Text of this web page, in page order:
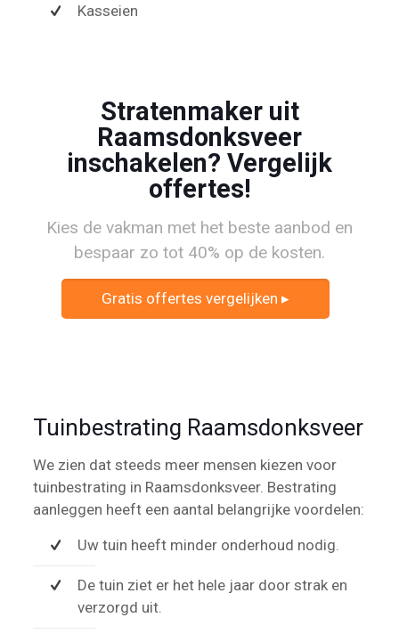
Kasseien
Stratenmaker uit
Raamsdonksveer
inschakelen? Vergelijk
offertes!
Kies de vakman met het beste aanbod en
bespaar zo tot 40% op de kosten.
Gratis offertes vergelijken ▸
Tuinbestrating Raamsdonksveer
We zien dat steeds meer mensen kiezen voor
tuinbestrating in Raamsdonksveer. Bestrating
aanleggen heeft een aantal belangrijke voordelen:
Uw tuin heeft minder onderhoud nodig.
De tuin ziet er het hele jaar door strak en
verzorgd uit.